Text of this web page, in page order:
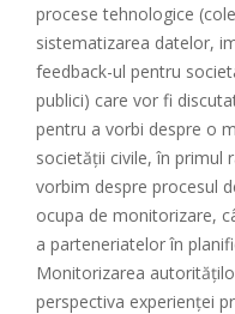
procese tehnologice
sistematizarea datelor,
feedback-ul pentru
publici) care vor fi
pentru a vorbi despre o
societății civile, în primul
vorbim despre procesul
ocupa de monitorizare,
a parteneriatelor în
Monitorizarea
perspectiva experienței